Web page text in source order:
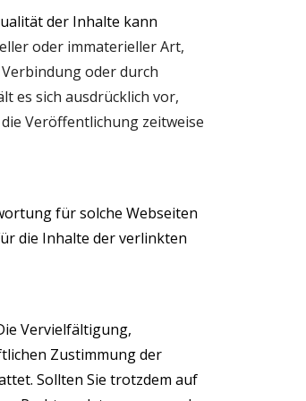
der Inhalte kann
oder immaterieller Art,
oder durch
es sich ausdrücklich vor,
Veröffentlichung zeitweise
für solche Webseiten
die Inhalte der verlinkten
Vervielfältigung,
Zustimmung der
Sollten Sie trotzdem auf